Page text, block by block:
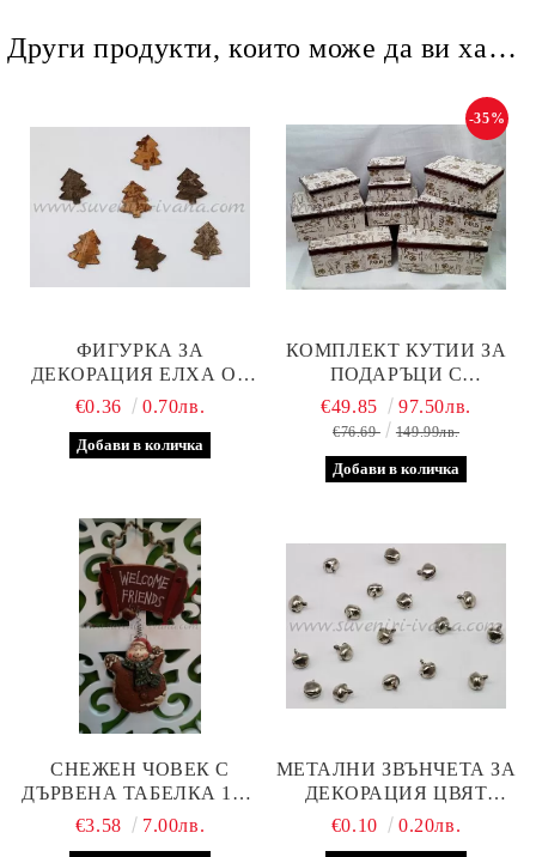
Други продукти, които може да ви харесат
ФИГУРКА ЗА
ДЕКОРАЦИЯ ЕЛХА ОТ
КОРА НА ДЪРВО 2,5 Х
€0.36 0.70лв.
КОМПЛЕКТ КУТИИ ЗА
ПОДАРЪЦИ С
ПОКРИТИЕ ОТ ЛЕНЕНО-
ПАМУЧЕН ПЛАТ
-35%
€49.85 97.50лв.
€76.69 149.99лв.
СНЕЖЕН ЧОВЕК С
ДЪРВЕНА ТАБЕЛКА 10,0
Х 20,0 СМ.
€3.58 7.00лв.
МЕТАЛНИ ЗВЪНЧЕТА ЗА
ДЕКОРАЦИЯ ЦВЯТ
СРЕБРО 10 Х 8 ММ
€0.10 0.20лв.